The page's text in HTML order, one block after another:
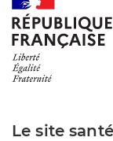
Le site